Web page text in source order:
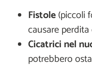
Fistole(piccoli
causare
Cicatrici nel
potrebbero